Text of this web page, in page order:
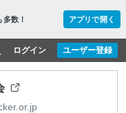
数！ アプリで開く
ユーザー登録
ログイン